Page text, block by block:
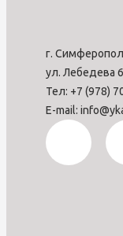
г.
ул. Лебедева
Тел: +7 (978)
E-mail: